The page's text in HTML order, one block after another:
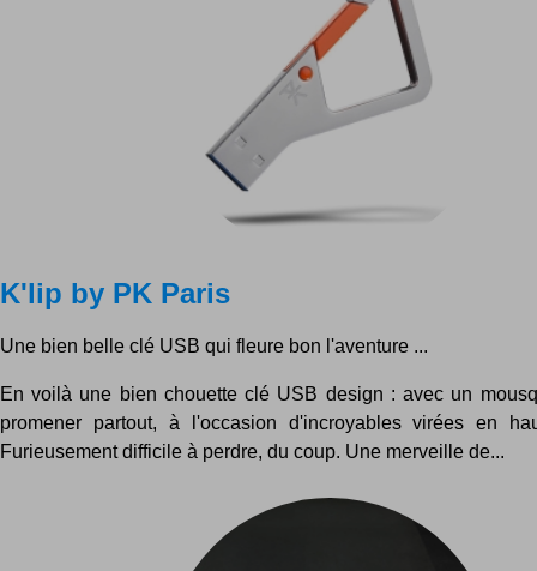
K'lip by PK Paris
Une bien belle clé USB qui fleure bon l'aventure ...
En voilà une bien chouette clé USB design : avec un
promener partout, à l'occasion d'incroyables virées en
Furieusement difficile à perdre, du coup. Une merveille de...